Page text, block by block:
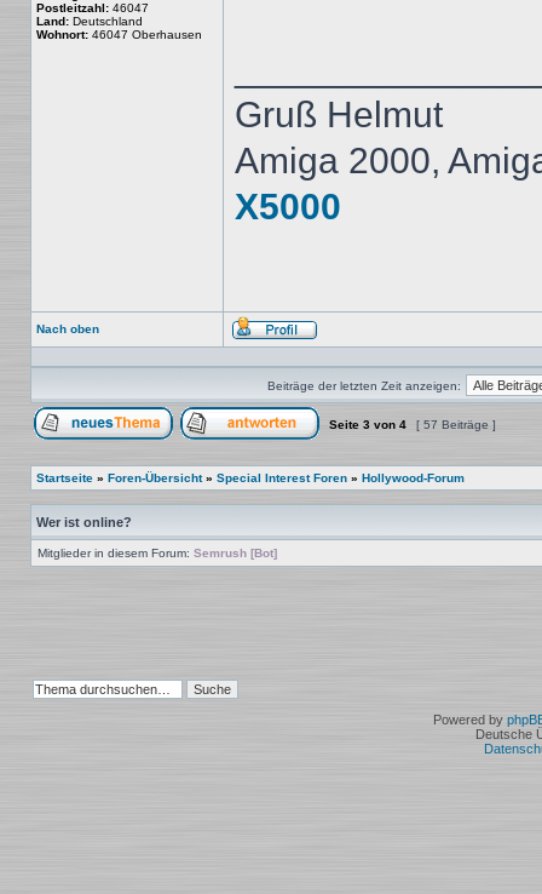
Postleitzahl: 46047
Land: Deutschland
Wohnort: 46047 Oberhausen
Gruß Helmut
Amiga 2000,
X5000
Nach oben
Profil
Beiträge der letzten Zeit anzeigen:
Seite 3 von 4 [ 57 Beiträge ]
Startseite » Foren-Übersicht» Special Interest Foren » Hollywood-Forum
Wer ist online?
Mitglieder in diesem Forum: Semrush [Bot]
Powered by
Deutsche